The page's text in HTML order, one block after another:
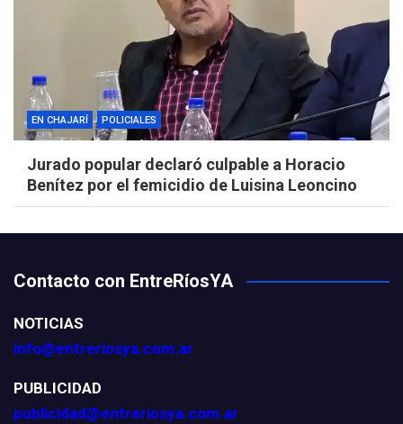
EN CHAJARÍ POLICIALES
Jurado popular declaró culpable a Horacio
Benítez por el femicidio de Luisina Leoncino
Contacto con EntreRíosYA
NOTICIAS
info@entreriosya.com.ar
PUBLICIDAD
publicidad@entreriosya.com.ar